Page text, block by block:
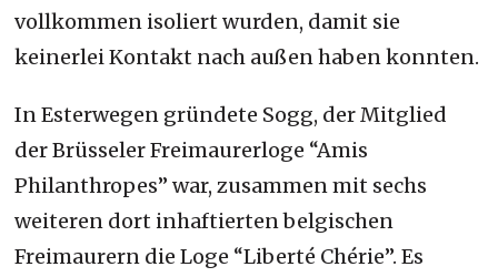
vollkommen isoliert wurden, damit sie
keinerlei Kontakt nach außen haben konnten.
In Esterwegen gründete Sogg, der Mitglied
der Brüsseler Freimaurerloge “Amis
Philanthropes” war, zusammen mit sechs
weiteren dort inhaftierten belgischen
Freimaurern die Loge “Liberté Chérie”. Es